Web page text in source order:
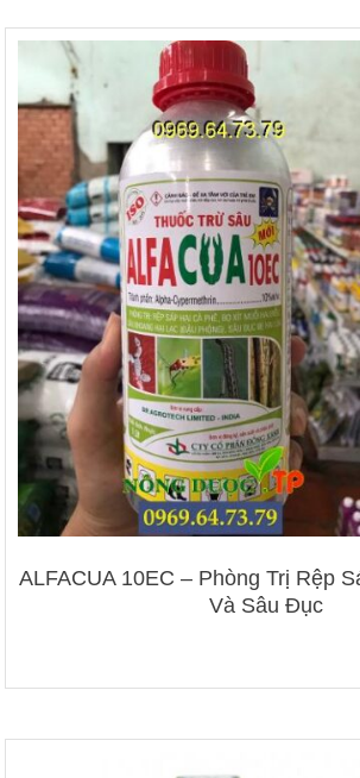
ALFACUA 10EC – Phòng Trị Rệp
Và Sâu Đục